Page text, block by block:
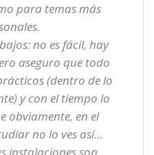
para temas más
no es fácil, hay
aseguro que todo
(dentro de lo
y con el tiempo lo
obviamente, en el
no lo ves así…